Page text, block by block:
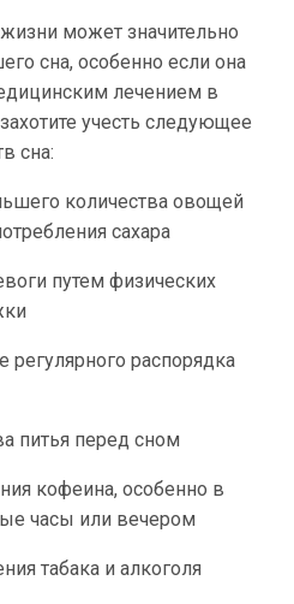
может значительно
сна, особенно если она
лечением в
учесть следующее
сна:
количества овощей
сахара
путем физических
распорядка
питья перед сном
кофеина, особенно в
часы или вечером
табака и алкоголя